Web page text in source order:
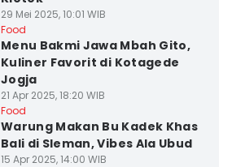
29 Mei 2025, 10:01 WIB
Food
Menu Bakmi Jawa Mbah Gito,
Kuliner Favorit di Kotagede
Jogja
21 Apr 2025, 18:20 WIB
Food
Warung Makan Bu Kadek Khas
Bali di Sleman, Vibes Ala Ubud
15 Apr 2025, 14:00 WIB